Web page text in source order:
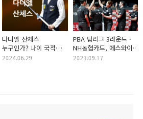
다니엘 산체스
누구인가? 나이 국적
랭킹부터 프로당구 PBA
2024.06.29
PBA 팀리그 3라운드 -
NH농협카드, 에스와이
당구팀 꺾고 3라운드 첫
2023.09.17